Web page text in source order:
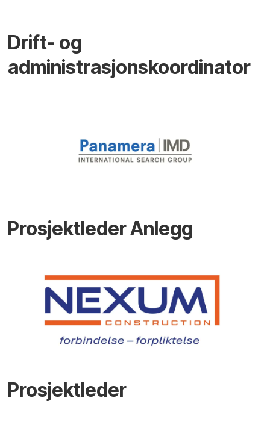
Drift- og
administrasjonskoordinator
Prosjektleder Anlegg
Prosjektleder